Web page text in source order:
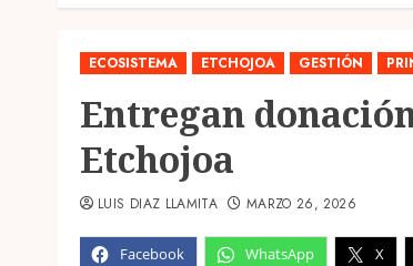
ECOSISTEMA ETCHOJOA GESTIÓN
Entregan
Etchojoa
Facebook WhatsApp X
LUIS DIAZ LLAMITA MARZO 26, 2026